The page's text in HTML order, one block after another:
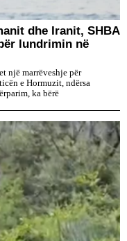
dhe Iranit, SHBA
lundrimin në
një marrëveshje për
e Hormuzit, ndërsa
ka bërë